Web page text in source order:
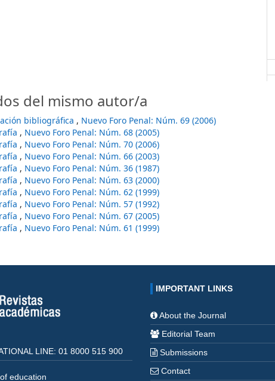
del mismo autor/a
bibliográfica , Nuevo Foro Penal: Núm. 69 (2006)
, Nuevo Foro Penal: Núm. 68 (2005)
, Nuevo Foro Penal: Núm. 70 (2006)
, Nuevo Foro Penal: Núm. 66 (2003)
, Nuevo Foro Penal: Núm. 36 (1987)
, Nuevo Foro Penal: Núm. 63 (2000)
, Nuevo Foro Penal: Núm. 62 (1999)
, Nuevo Foro Penal: Núm. 57 (1992)
, Nuevo Foro Penal: Núm. 67 (2005)
, Nuevo Foro Penal: Núm. 61 (1999)
LINE: 01 8000 515 900
education
IMPORTANT LINKS
About the Journal
Editorial Team
Submissions
Contact